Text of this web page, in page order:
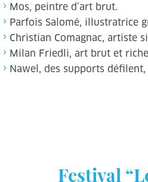
Mos, peintre d’art brut.
Parfois Salomé, illustratrice
Christian Comagnac, artiste
Milan Friedli, art brut et
Nawel, des supports
Festival